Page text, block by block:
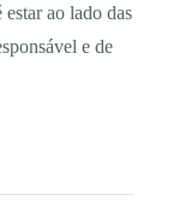
ao lado das
e de